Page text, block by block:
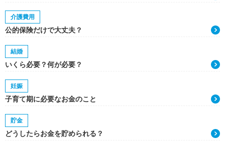
介護費用
公的保険だけで大丈夫？
結婚
いくら必要？何が必要？
妊娠
子育て期に必要なお金のこと
貯金
どうしたらお金を貯められる？